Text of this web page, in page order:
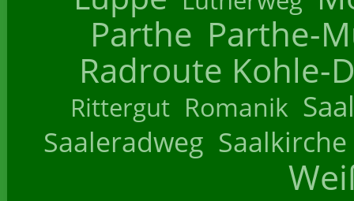
Parthe Parthe-
Radroute Kohle-
Rittergut Romanik
Saaleradweg Saalkirche